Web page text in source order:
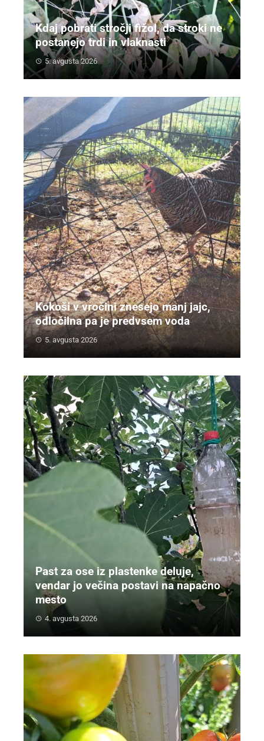
Kdaj pobrati stročji fižol, da stroki ne
postanejo trdi in vlaknasti
5. avgusta 2026
Kokoši v vročini znesejo manj jajc,
odločilna pa je predvsem voda
5. avgusta 2026
Past za ose iz plastenke deluje,
vendar jo večina postavi na napačno
mesto
4. avgusta 2026